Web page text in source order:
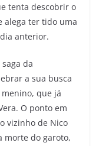
tenta descobrir o
alega ter tido uma
anterior.
da
a sua busca
que já
O ponto em
vizinho de Nico
morte do garoto,